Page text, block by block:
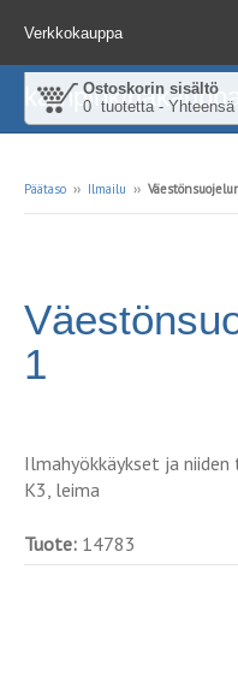
Verkkokauppa
Ostoskorin sisältö
0 tuotetta - Yhteensä
Päätaso ›› Ilmailu ››
1
Ilmahyökkäykset ja niiden
K3, leima
Tuote: 14783